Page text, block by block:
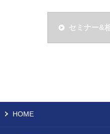
セミナー&
HOME